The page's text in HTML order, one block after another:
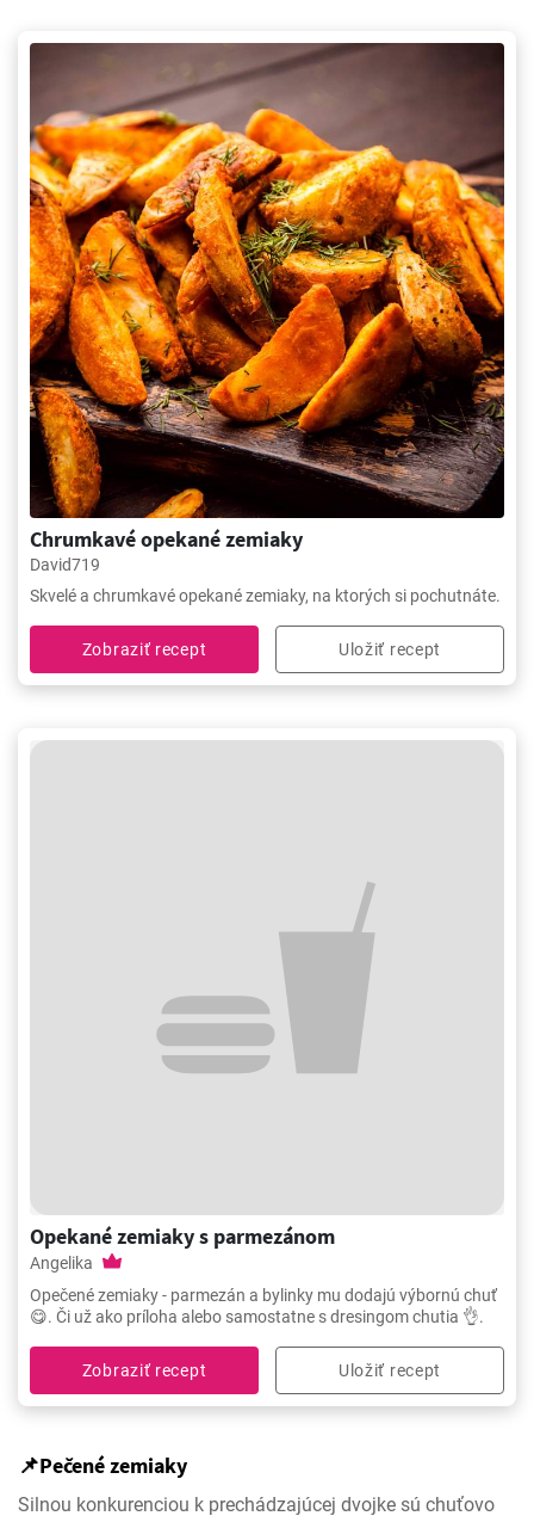
Chrumkavé opekané zemiaky
David719
Skvelé a chrumkavé opekané zemiaky, na ktorých si pochutnáte.
Zobraziť recept Uložiť recept
Opekané zemiaky s parmezánom
Angelika
Opečené zemiaky - parmezán a bylinky mu dodajú výbornú chuť
😋. Či už ako príloha alebo samostatne s dresingom chutia 👌.
Zobraziť recept Uložiť recept
📌Pečené zemiaky
Silnou konkurenciou k prechádzajúcej dvojke sú chuťovo